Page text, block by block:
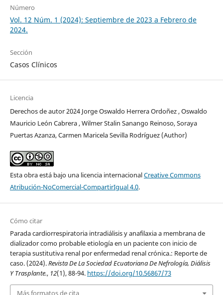
Número
Vol. 12 Núm. 1 (2024): Septiembre de 2023 a Febrero de
2024.
Sección
Casos Clínicos
Licencia
Derechos de autor 2024 Jorge Oswaldo Herrera Ordoñez , Oswaldo
Mauricio León Cabrera , Wilmer Stalin Sanango Reinoso, Soraya
Puertas Azanza, Carmen Maricela Sevilla Rodríguez (Author)
Esta obra está bajo una licencia internacionalCreative Commons
Atribución-NoComercial-CompartirIgual 4.0.
Cómo citar
Parada cardiorrespiratoria intradiálisis y anafilaxia a membrana de
dializador como probable etiología en un paciente con inicio de
terapia sustitutiva renal por enfermedad renal crónica.: Reporte de
caso. (2024).Revista De La Sociedad Ecuatoriana De Nefrología, Diálisis
Y Trasplante., 12(1), 88-94. https://doi.org/10.56867/73
Más formatos de cita